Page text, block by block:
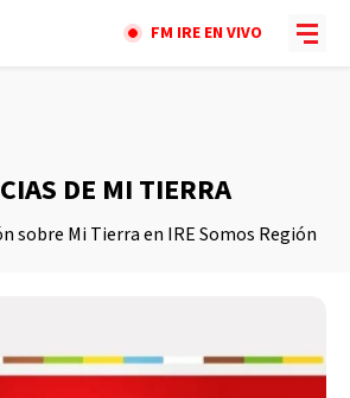
FM IRE EN VIVO
DE MI TIERRA
sobre Mi Tierra en IRE Somos Región